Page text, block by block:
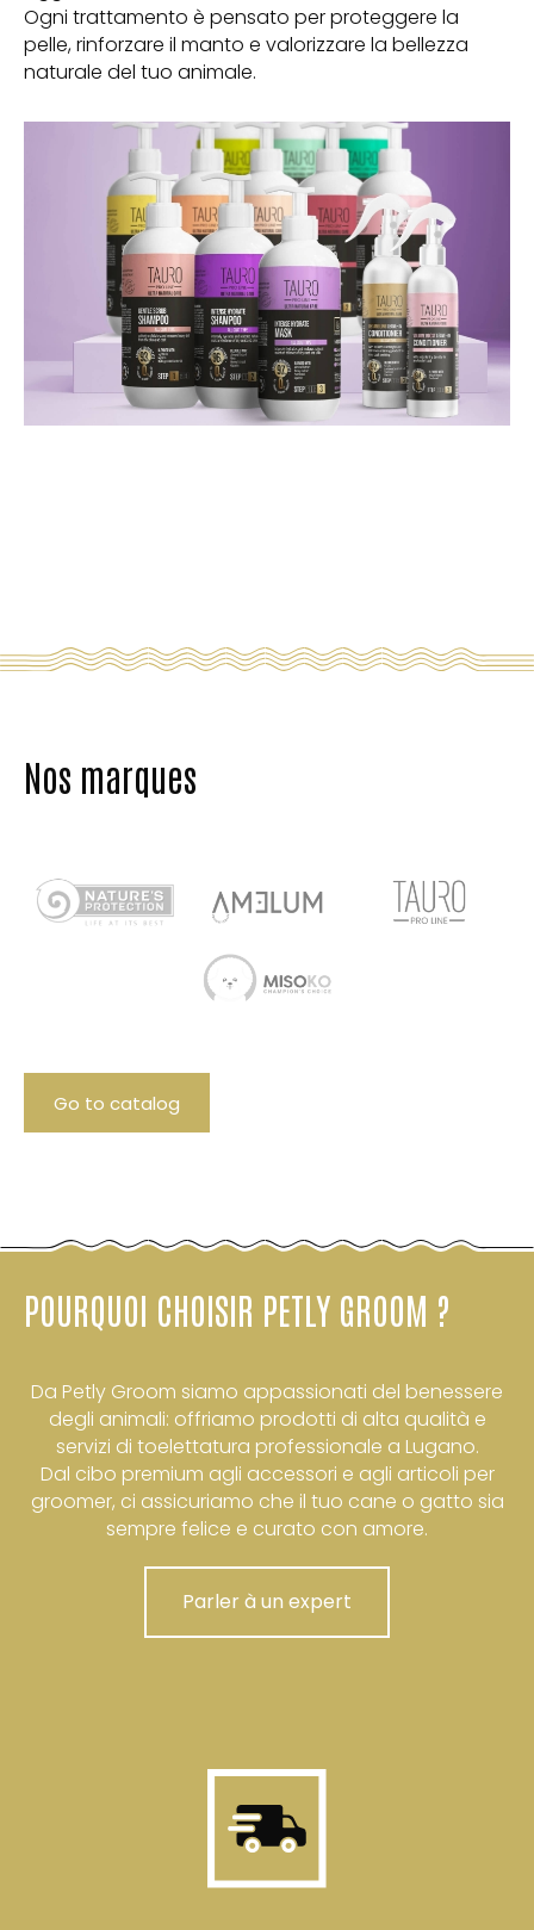
Ogni trattamento è pensato per proteggere la
pelle, rinforzare il manto e valorizzare la bellezza
naturale del tuo animale.
Nos marques
Go to catalog
POURQUOI CHOISIR PETLY GROOM ?
Da Petly Groom siamo appassionati del benessere
degli animali: offriamo prodotti di alta qualità e
servizi di toelettatura professionale a Lugano.
Dal cibo premium agli accessori e agli articoli per
groomer, ci assicuriamo che il tuo cane o gatto sia
sempre felice e curato con amore.
Parler à un expert